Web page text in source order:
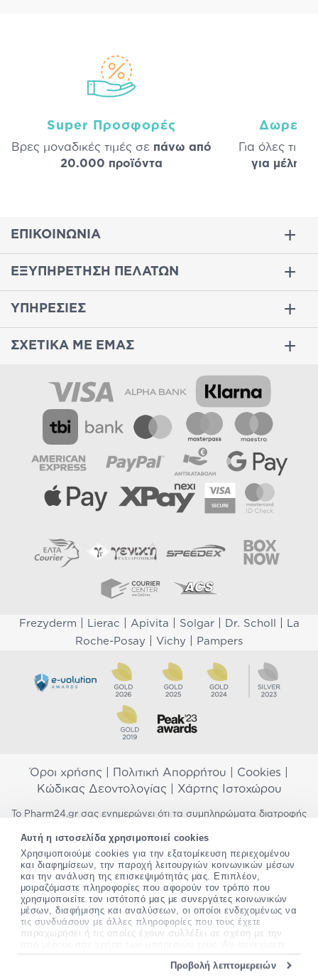
Αυτή η ιστοσελίδα χρησιμοποιεί cookies
Χρησιμοποιούμε cookies για την εξατομίκευση περιεχομένου
και διαφημίσεων, την παροχή λειτουργιών κοινωνικών μέσων
και την ανάλυση της επισκεψιμότητάς μας. Επιπλέον,
μοιραζόμαστε πληροφορίες που αφορούν τον τρόπο που
χρησιμοποιείτε τον ιστότοπό μας με συνεργάτες κοινωνικών
μέσων, διαφήμισης και αναλύσεων, οι οποίοι ενδεχομένως να
τις συνδυάσουν με άλλες πληροφορίες που τους έχετε
παραχωρήσει ή τις οποίες έχουν συλλέξει σε σχέση με την
Προβολή λεπτομερειών
Super Προσφορές
Βρες μοναδικές τιμές σε πάνω από
20.000 προϊόντα
Δωρεάν
Για όλες τις
για μέλη
ΕΠΙΚΟΙΝΩΝΙΑ
ΕΞΥΠΗΡΕΤΗΣΗ ΠΕΛΑΤΩΝ
ΥΠΗΡΕΣΙΕΣ
ΣΧΕΤΙΚΑ ΜΕ ΕΜΑΣ
Frezyderm Lierac Apivita Solgar| Dr. Scholl
La
Roche-Posay
Vichy Pampers
Όροι χρήσης Πολιτική Απορρήτου Cookies
Κώδικας Δεοντολογίας| Χάρτης Ιστοχώρου
Το Pharm24.gr σας ενημερώνει ότι τα συμπληρώματα διατροφής
προορίζονται για την πρόληψη, αγωγή ή θεραπεία ανθρώπινης
νόσου. Συμβουλευτείτε τον γιατρό σας εάν είστε έγκυος,
θηλάζετε, ακολουθείτε παράλληλα φαρμακευτική αγωγή ή
αντιμετωπίζετε προβλήματα υγείας πριν χρησιμοποιήσετε
οποιοδήποτε συμπλήρωμα διατροφής. Προσπαθούμε διαρκώς να
σας παρέχουμε ακριβείς και έγκυρες πληροφορίες. Σε περίπτωση
που έχετε κάποια ερώτηση ή παρατήρηση σχετικά με αυτές,
παρακαλώεπικοινωνήστε μαζί μας.
2012-2026 - All rights Reserved •